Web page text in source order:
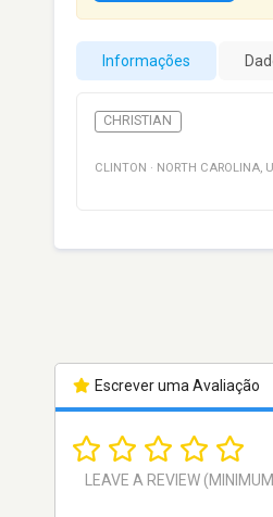
Informações
CHRISTIAN
CLINTON · NORTH CAROLINA,
Escrever uma Avaliação